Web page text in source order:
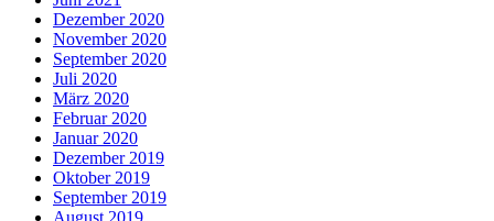
Dezember 2020
November 2020
September 2020
Juli 2020
März 2020
Februar 2020
Januar 2020
Dezember 2019
Oktober 2019
September 2019
August 2019